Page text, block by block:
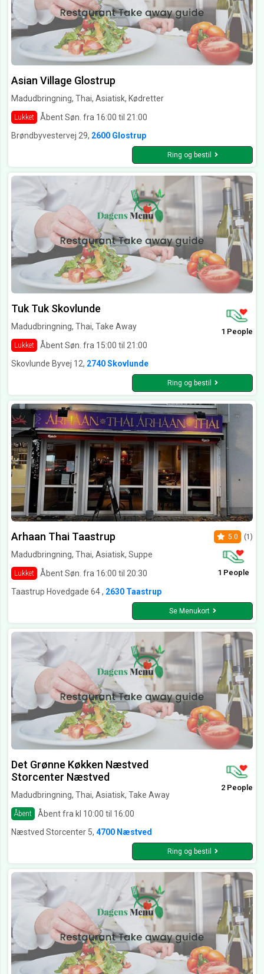
Asian Village Glostrup
Madudbringning, Thai, Asiatisk, Kødretter
Lukket
Åbent Søn. fra 16:00 til 21:00
Brøndbyvestervej 29, 2600 Glostrup
Ring og bestil
Tuk Tuk Skovlunde
Madudbringning, Thai, Take Away
Lukket Åbent Søn. fra 15:00 til 21:00
1 People
Skovlunde Byvej 12, 2740 Skovlunde
Ring og bestil
Arhaan Thai Taastrup
Madudbringning, Thai, Asiatisk, Suppe
Lukket Åbent Søn. fra 16:00 til 20:30
5.0 (1)
1 People
Taastrup Hovedgade 64 , 2630 Taastrup
Se Menukort
Det Grønne Køkken Næstved
Storcenter Næstved
Madudbringning, Thai, Asiatisk, Take Away
Åbent Åbent fra kl 10:00 til 16:00
2 People
Næstved Storcenter 5, 4700 Næstved
Ring og bestil